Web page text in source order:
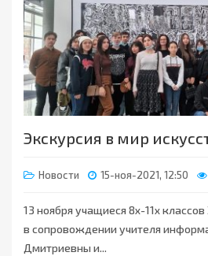
Экскурсия в мир
Новости 15-ноя-2021, 12:50
13 ноября учащиеся 8х-11х
в сопровождении учителя
Дмитриевны и...